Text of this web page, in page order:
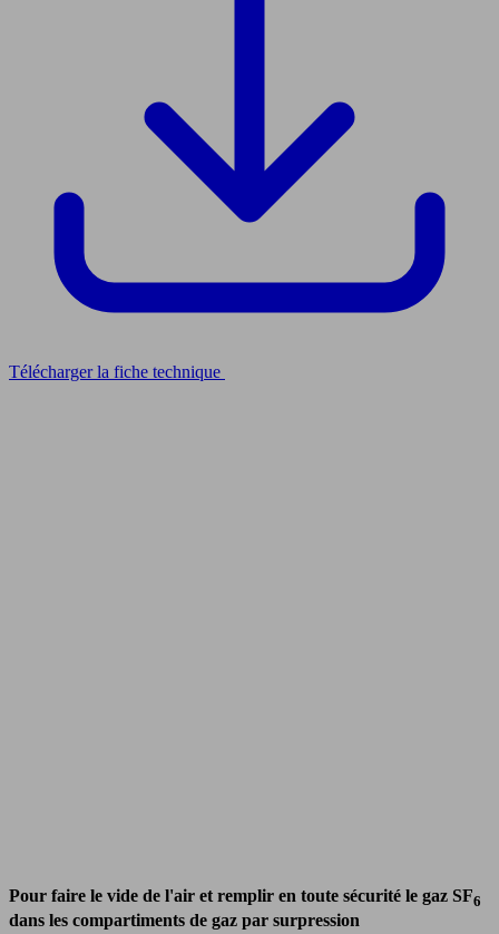
Télécharger la fiche technique
Pour faire le vide de l'air et remplir en toute sécurité le gaz SF6
dans les compartiments de gaz par surpression